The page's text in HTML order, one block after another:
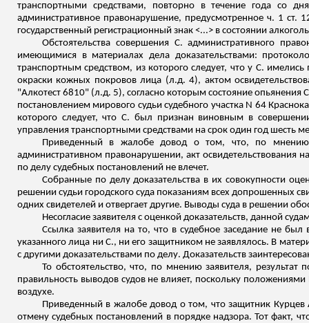
транспортными средствами, повторно в течение года со
административное правонарушение, предусмотренное ч. 1
государственный регистрационный знак <...> в состоянии
Обстоятельства совершения С. административного
имеющимися в материалах дела доказательствами:
транспортным средством, из которого следует, что у С.
окраски кожных покровов лица (л.д. 4), актом
"Алкотест 6810" (л.д. 5), согласно которым состояние опьянения
постановлением мирового судьи судебного участка N 64
которого следует, что С. был признан виновным в
управления транспортными средствами на срок один год шесть
Приведенный в жалобе довод о том, что, по мнению
административном правонарушении, акт освидетельствования
по делу судебных постановлений не влечет.
Собранные по делу доказательства в их совокупности
решении судьи городского суда показаниям всех допрошенных
одних свидетелей и отвергает другие. Выводы суда в решении
Несогласие заявителя с оценкой доказательств, данной
Ссылка заявителя на то, что в судебное заседание не
указанного лица ни С., ни его защитником незаявлялось. В
с другими доказательствами по делу. Доказательств
То обстоятельство, что, по мнению заявителя,
правильность выводов судов не влияет, поскольку
воздухе.
Приведенный в жалобе довод о том, что защитник Курцев
отмену судебных постановлений в порядке надзора. Тот факт,